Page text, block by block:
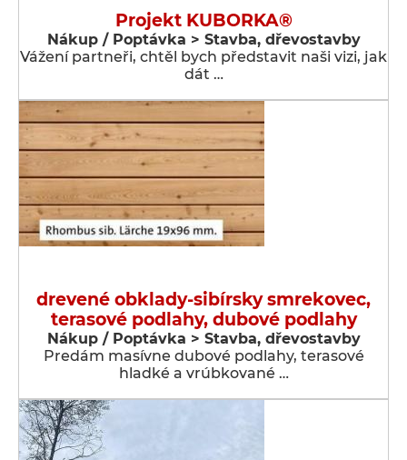
Projekt KUBORKA®
Nákup / Poptávka > Stavba, dřevostavby
Vážení partneři, chtěl bych představit naši vizi, jak
dát …
drevené obklady-sibírsky smrekovec,
terasové podlahy, dubové podlahy
Nákup / Poptávka > Stavba, dřevostavby
Predám masívne dubové podlahy, terasové
hladké a vrúbkované …